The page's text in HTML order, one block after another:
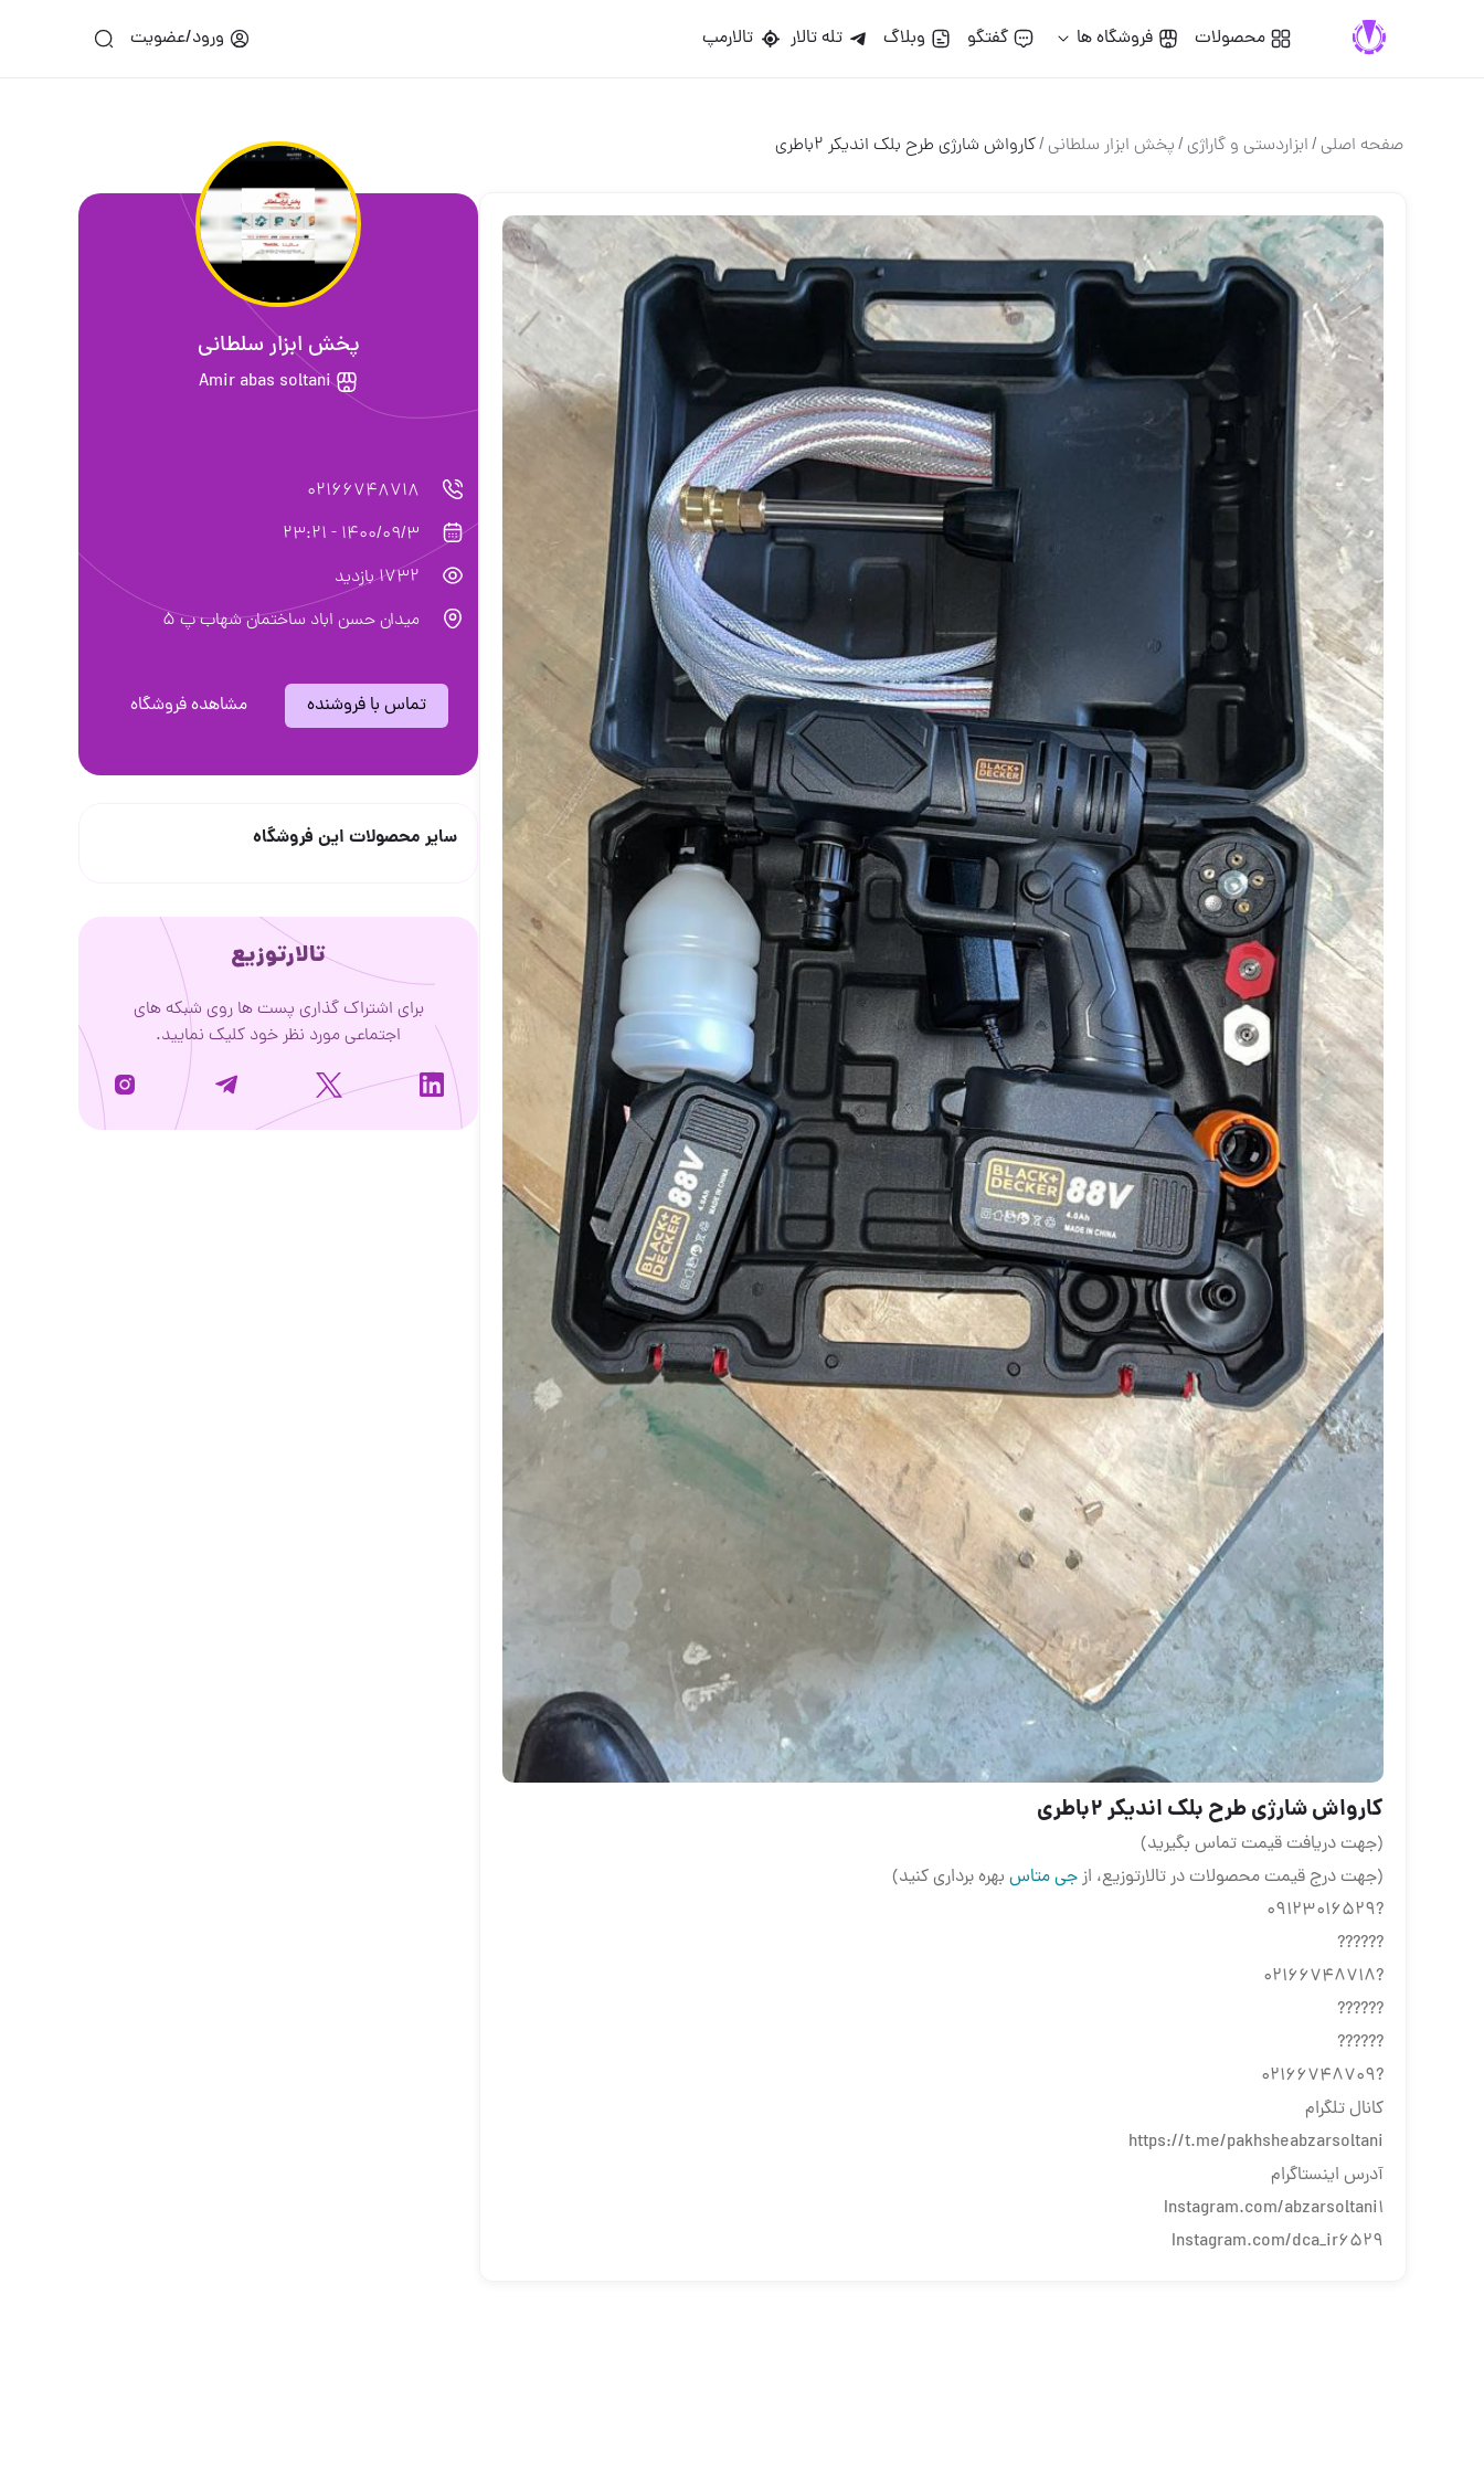
محصولات فروشگاه ها گفتگو وبلاگ تله تالار تالارمپ ورود/عضویت
صفحه اصلی/ابزاردستی و گاراژی/پخش ابزار سلطانی/کارواش شارژی طرح بلک اندیکر ۲باطری
کارواش شارژی طرح بلک اندیکر ۲باطری
(جهت دریافت قیمت تماس بگیرید)
(جهت درج قیمت محصولات در تالارتوزیع، ازجی متاس بهره برداری کنید)
?09123016529
??????
?02166748718
??????
??????
?02166748709
کانال تلگرام
https://t.me/pakhsheabzarsoltani
آدرس اینستاگرام
Instagram.com/abzarsoltani1
Instagram.com/dca_ir6529
پخش ابزار سلطانی
Amir abas soltani
02166748718
1400/09/3 - 23:21
1732 بازدید
میدان حسن اباد ساختمان شهاب پ 5
تماس با فروشنده مشاهده فروشگاه
سایر محصولات این فروشگاه
تالارتوزیع
برای اشتراک گذاری پست ها روی شبکه های
اجتماعی مورد نظر خود کلیک نمایید.